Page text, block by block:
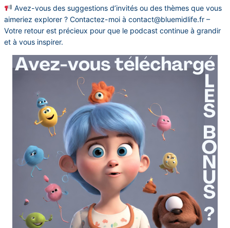
Avez-vous des suggestions d’invités ou des thèmes que vous
aimeriez explorer ? Contactez-moi à contact@bluemidlife.fr –
Votre retour est précieux pour que le podcast continue à grandir
et à vous inspirer.